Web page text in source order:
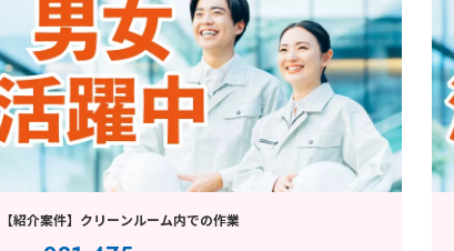
【紹介案件】クリーンルーム内での作業